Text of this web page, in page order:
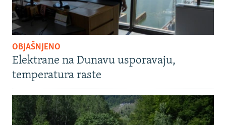
OBJAŠNJENO
Elektrane na Dunavu usporavaju,
temperatura raste